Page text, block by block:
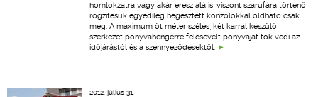
homlokzatra vagy akár eresz alá is, viszont szarufára történő
rögzítésük egyedileg hegesztett konzolokkal oldható csak
meg. A maximum öt méter széles, két karral készülő
szerkezet ponyvahengerre felcsévélt ponyváját tok védi az
időjárástól és a szennyeződésektől.
2012. július 31.